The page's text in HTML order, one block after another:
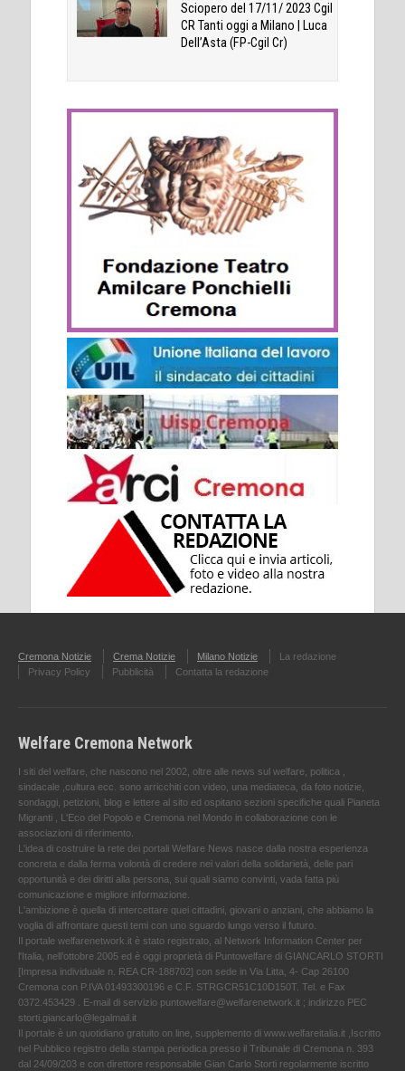
Sciopero del 17/11/ 2023 Cgil
CR Tanti oggi a Milano | Luca
Dell’Asta (FP-Cgil Cr)
Cremona Notizie Crema Notizie Milano Notizie
La redazione
Privacy Policy
Pubblicità Contatta la redazione
Welfare Cremona Network
I siti del welfare, che nascono nel 2002, oltre alle news sul welfare, politica ,
sindacale ,cultura ecc. sono arricchiti con video, una mediateca, da foto notizie,
sondaggi, petizioni, blog e lettere al sito ed ospitano sezioni specifiche quali Pianeta
Migranti , L'Eco del Popolo e Cremona nel Mondo in collaborazione con le
associazioni di riferimento.
L'idea di costruire la rete dei portali Welfare News nasce dalla nostra esperienza
concreta e dalla ferma volontà di credere nei valori della solidarietà, delle pari
opportunità e dei diritti alla persona, sui quali siamo convinti, vada fatta più
comunicazione e migliore informazione.
L'ambizione è quella di intercettare quei cittadini, giovani o anziani, che abbiamo la
voglia di affrontare questi temi con uno sguardo lungo verso il futuro.
Il portale welfarenetwork.it è stato registrato, al Network Information Center per
l'Italia, nell’ottobre 2005 ed è oggi proprietà di Puntowelfare di GIANCARLO STORTI
[Impresa individuale n. REA CR-188702] con sede in Via Litta, 4- Cap 26100
Cremona con P.IVA 01493300196 e C.F. STRGCR51C10D150T. Tel. e Fax
0372.453429 . E-mail di servizio puntowelfare@welfarenetwork.it ; indirizzo PEC
storti.giancarlo@legalmail.it
Il portale è un quotidiano gratuito on line, supplemento di www.welfareitalia.it ,Iscritto
nel Pubblico registro della stampa periodica presso il Tribunale di Cremona n. 393
dal 24/09/203 e con direttore responsabile Gian Carlo Storti regolarmente iscritto